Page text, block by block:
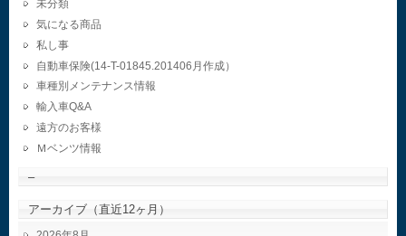
未分類
気になる商品
私し事
自動車保険(14-T-01845.201406月作成）
車種別メンテナンス情報
輸入車Q&A
遠方のお客様
Ｍベンツ情報
–
アーカイブ（直近12ヶ月）